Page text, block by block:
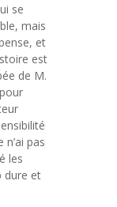
se
mais
et
est
de M.
pas
les
dure et